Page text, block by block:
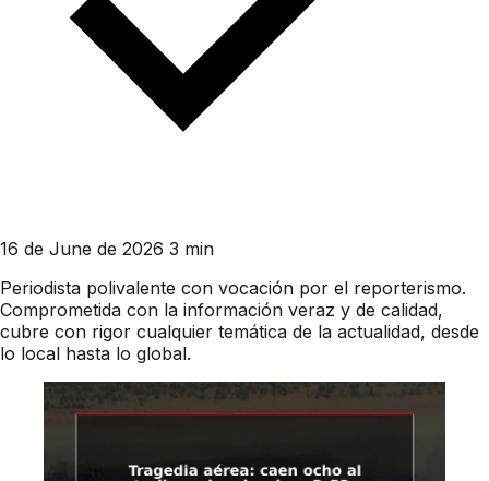
16 de June de 2026 3 min
Periodista polivalente con vocación por el reporterismo.
Comprometida con la información veraz y de calidad,
cubre con rigor cualquier temática de la actualidad, desde
lo local hasta lo global.